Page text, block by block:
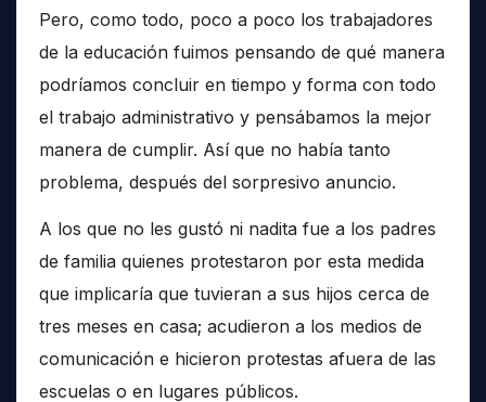
Pero, como todo, poco a poco los trabajadores
de la educación fuimos pensando de qué manera
podríamos concluir en tiempo y forma con todo
el trabajo administrativo y pensábamos la mejor
manera de cumplir. Así que no había tanto
problema, después del sorpresivo anuncio.
A los que no les gustó ni nadita fue a los padres
de familia quienes protestaron por esta medida
que implicaría que tuvieran a sus hijos cerca de
tres meses en casa; acudieron a los medios de
comunicación e hicieron protestas afuera de las
escuelas o en lugares públicos.